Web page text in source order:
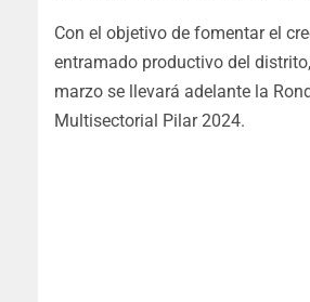
Con el objetivo de fomentar el
entramado productivo del
marzo se llevará adelante la
Multisectorial Pilar 2024.